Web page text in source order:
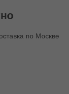
по Москве